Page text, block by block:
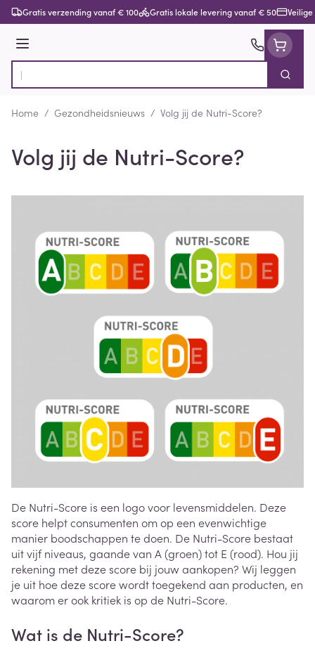
Ga naar de inhoud
Gratis verzending vanaf € 100 Gratis lokale levering vanaf € 50
Menu
Product, merk, categorie...
Zoek
Home / Gezondheidsnieuws / Volg jij de Nutri-Score?
Volg jij de Nutri-Score?
De Nutri-Score is een logo voor levensmiddelen. Deze
score helpt consumenten om op een evenwichtige
manier boodschappen te doen. De Nutri-Score bestaat
uit vijf niveaus, gaande van A (groen) tot E (rood). Hou jij
rekening met deze score bij jouw aankopen? Wij leggen
je uit hoe deze score wordt toegekend aan producten, en
waarom er ook kritiek is op de Nutri-Score.
Wat is de Nutri-Score?